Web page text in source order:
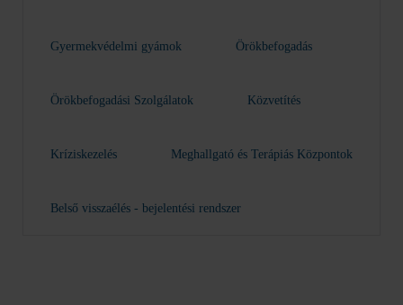
Gyermekvédelmi gyámok Örökbefogadás
Örökbefogadási Szolgálatok Közvetítés
Kríziskezelés Meghallgató és Terápiás Központok
Belső visszaélés - bejelentési rendszer